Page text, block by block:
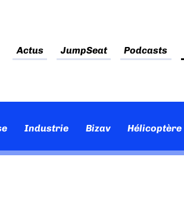
Actus JumpSeat Podcasts
Industrie Bizav Hélicoptère